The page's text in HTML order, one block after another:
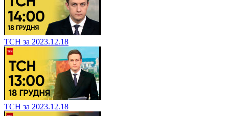
ТСН за 2023.12.18
ТСН за 2023.12.18